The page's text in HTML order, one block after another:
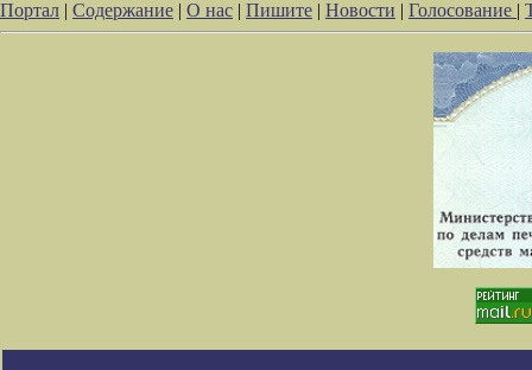
Портал | Содержание | О нас | Пишите | Новости | Голосование |